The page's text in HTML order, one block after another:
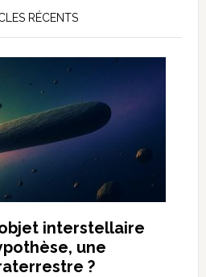
RÉCENTS
interstellaire
une
?